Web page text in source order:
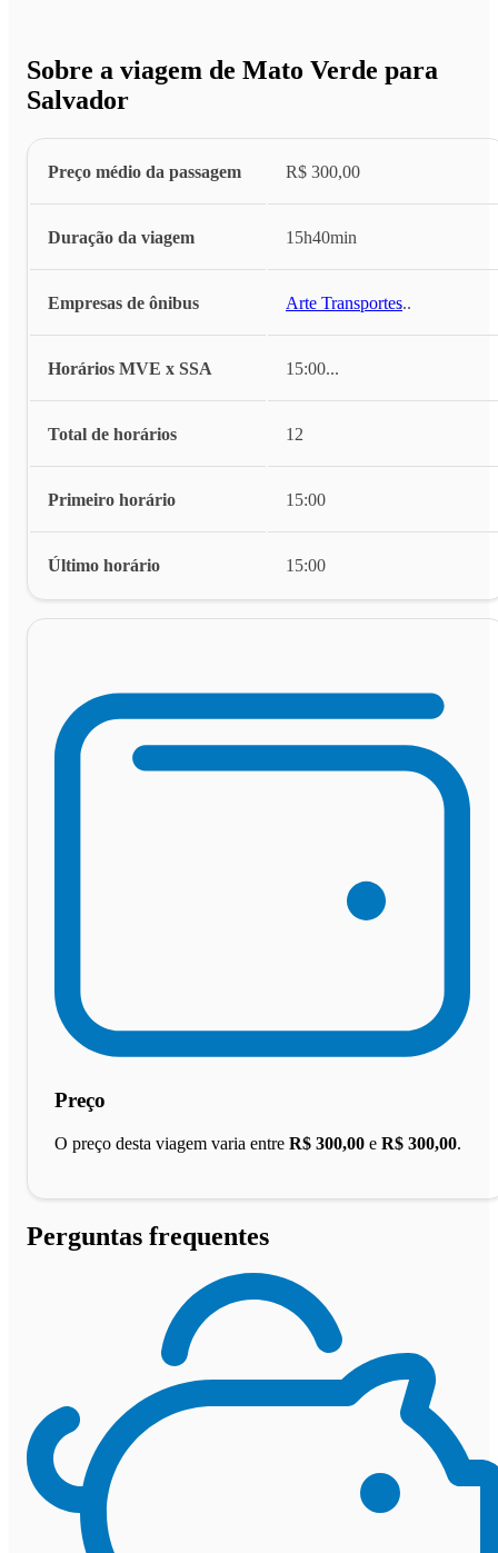
Sobre a viagem de Mato Verde para
Salvador
Preço médio da passagem R$ 300,00
Duração da viagem 15h40min
Empresas de ônibus Arte Transportes...
Horários MVE x SSA 15:00...
Total de horários 12
Primeiro horário 15:00
Último horário 15:00
Preço
O preço desta viagem varia entre R$ 300,00 e R$ 300,00.
Perguntas frequentes